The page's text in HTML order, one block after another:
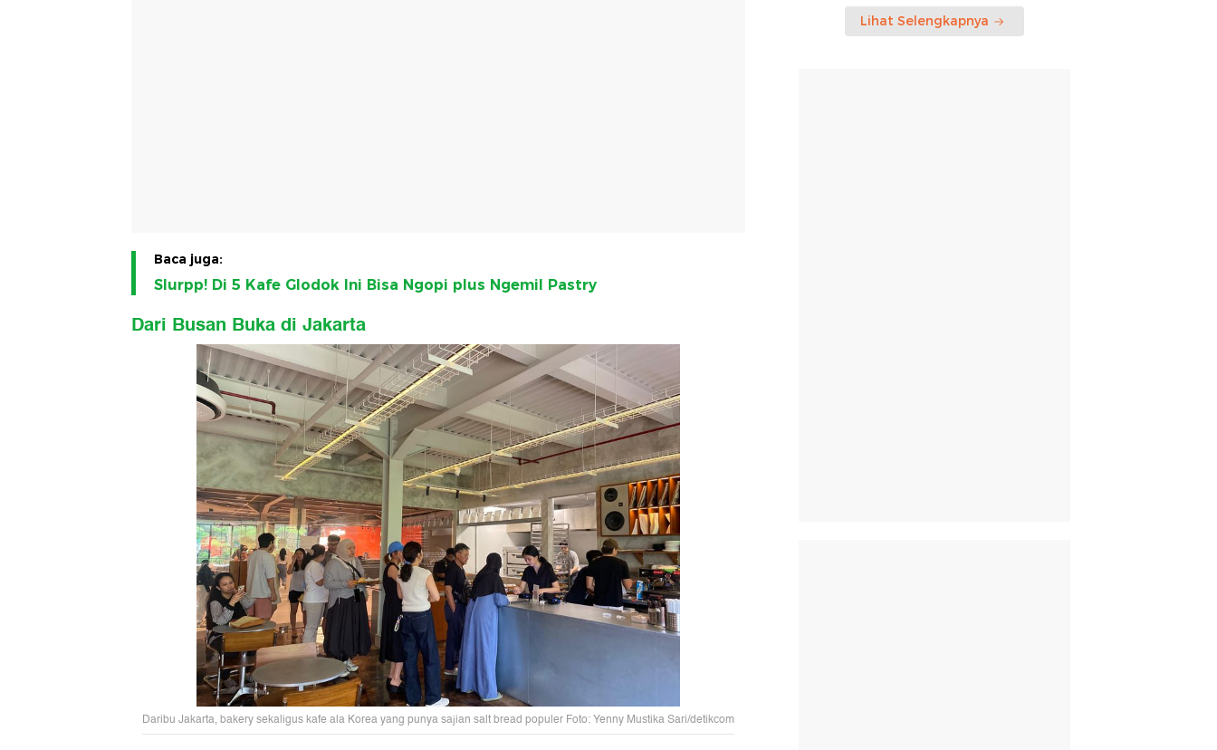
Baca juga:
Slurpp! Di 5 Kafe Glodok Ini Bisa Ngopi plus Ngemil Pastry
Dari Busan Buka di Jakarta
Daribu Jakarta, bakery sekaligus kafe ala Korea yang punya sajian salt bread populer Foto: Yenny Mustika Sari/detikcom
Lihat Selengkapnya